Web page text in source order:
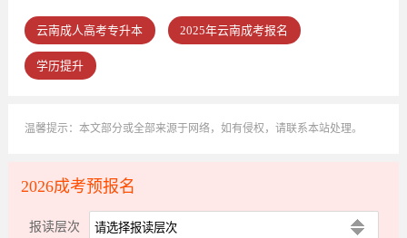
云南成人高考专升本 2025年云南成考报名
学历提升
温馨提示：本文部分或全部来源于网络，如有侵权，请联系本站处理。
2026成考预报名
报读层次